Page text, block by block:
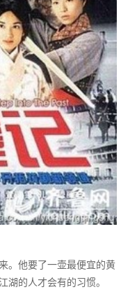
。他要了一壶最便宜的黄
的人才会有的习惯。